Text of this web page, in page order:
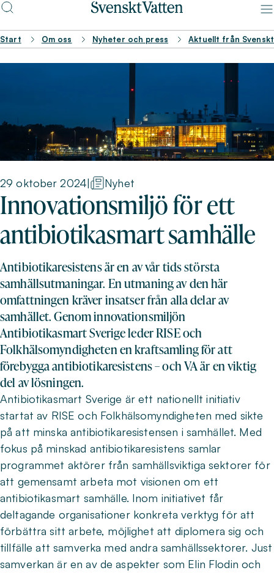
Start Om oss Nyheter och press Aktuellt från
29 oktober 2024| Nyhet
Innovationsmiljö för ett
antibiotikasmart samhälle
Antibiotikaresistens är en av vår tids största
samhällsutmaningar. En utmaning av den här
omfattningen kräver insatser från alla delar av
samhället. Genom innovationsmiljön
Antibiotikasmart Sverige leder RISE och
Folkhälsomyndigheten en kraftsamling för att
förebygga antibiotikaresistens – och VA är en viktig
del av lösningen.
Antibiotikasmart Sverige är ett nationellt initiativ
startat av RISE och Folkhälsomyndigheten med sikte
på att minska antibiotikaresistensen i samhället. Med
fokus på minskad antibiotikaresistens samlar
programmet aktörer från samhällsviktiga sektorer för
att gemensamt arbeta mot visionen om ett
antibiotikasmart samhälle. Inom initiativet får
deltagande organisationer konkreta verktyg för att
förbättra sitt arbete, möjlighet att diplomera sig och
tillfälle att samverka med andra samhällssektorer. Just
samverkan är en av de aspekter som Elin Flodin och